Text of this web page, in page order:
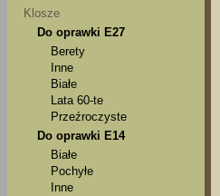
Klosze
Do oprawki E27
Berety
Inne
Białe
Lata 60-te
Przeźroczyste
Do oprawki E14
Białe
Pochyłe
Inne